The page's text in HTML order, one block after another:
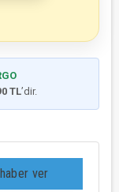
TL’dir.
ver